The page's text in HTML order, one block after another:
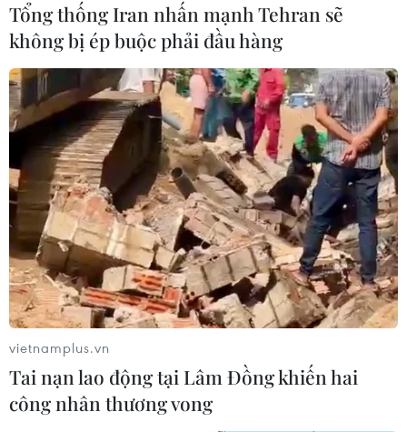
Tổng thống Iran nhấn mạnh Tehran sẽ
không bị ép buộc phải đầu hàng
vietnamplus.vn
Tai nạn lao động tại Lâm Đồng khiến hai
công nhân thương vong